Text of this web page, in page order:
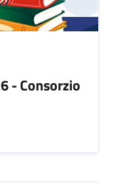
- Consorzio